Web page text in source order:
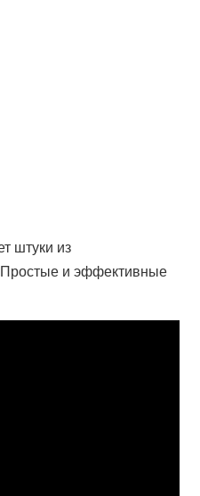
штуки из
и эффективные